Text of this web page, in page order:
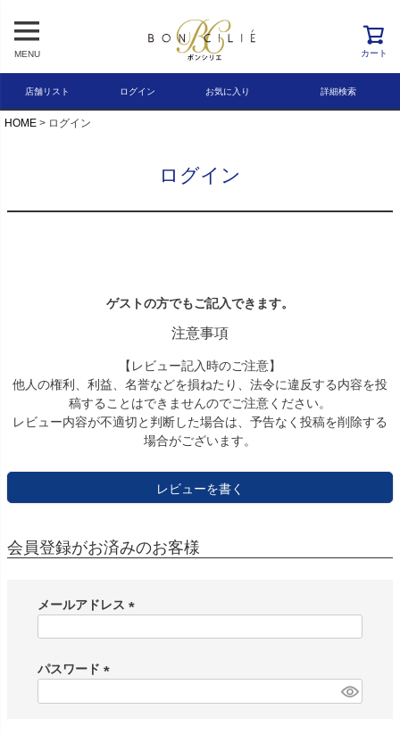
MENU カート
店舗リスト ログイン お気に入り 詳細検索
検索
HOME ログイン
ログイン
ゲストの方でもご記入できます。
注意事項
【レビュー記入時のご注意】
他人の権利、利益、名誉などを損ねたり、法令に違反する内容を投
稿することはできませんのでご注意ください。
レビュー内容が不適切と判断した場合は、予告なく投稿を削除する
場合がございます。
レビューを書く
会員登録がお済みのお客様
メールアドレス
)
パスワード